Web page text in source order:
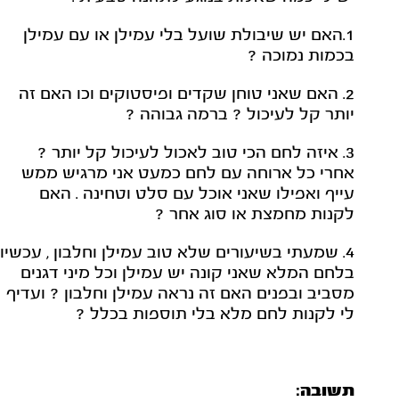
1.האם יש שיבולת שועל בלי עמילן או עם עמילן
בכמות נמוכה ?
2. האם שאני טוחן שקדים ופיסטוקים וכו האם זה
יותר קל לעיכול ? ברמה גבוהה ?
3. איזה לחם הכי טוב לאכול לעיכול קל יותר ?
אחרי כל ארוחה עם לחם כמעט אני מרגיש ממש
עייף ואפילו שאני אוכל עם סלט וטחינה . האם
לקנות מחמצת או סוג אחר ?
4. שמעתי בשיעורים שלא טוב עמילן וחלבון , עכשיו
בלחם המלא שאני קונה יש עמילן וכל מיני דגנים
מסביב ובפנים האם זה נראה עמילן וחלבון ? ועדיף
לי לקנות לחם מלא בלי תוספות בכלל ?
תשובה: